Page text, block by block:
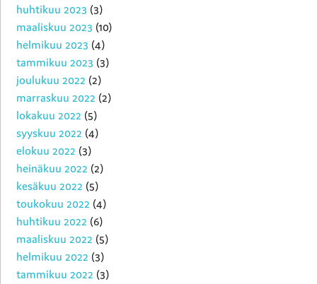
huhtikuu 2023 (3)
maaliskuu 2023 (10)
helmikuu 2023 (4)
tammikuu 2023 (3)
joulukuu 2022 (2)
marraskuu 2022 (2)
lokakuu 2022 (5)
syyskuu 2022 (4)
elokuu 2022 (3)
heinäkuu 2022 (2)
kesäkuu 2022 (5)
toukokuu 2022 (4)
huhtikuu 2022 (6)
maaliskuu 2022 (5)
helmikuu 2022 (3)
tammikuu 2022 (3)